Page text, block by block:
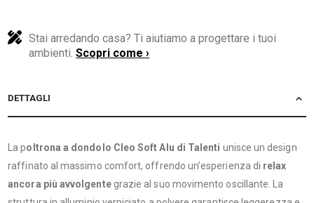
Stai arredando casa? Ti aiutiamo a progettare i tuoi
ambienti.Scopri come ›
DETTAGLI
La poltrona a dondolo Cleo Soft Alu di Talenti unisce un design
raffinato al massimo comfort, offrendo un’esperienza di relax
ancora più avvolgente grazie al suo movimento oscillante. La